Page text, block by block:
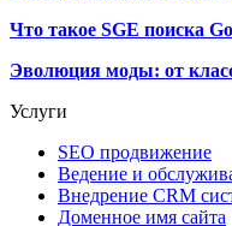
Что такое SGE поиска
Эволюция моды: от
Услуги
SEO продвижение
Ведение и
Внедрение CRM
Доменное имя сайта